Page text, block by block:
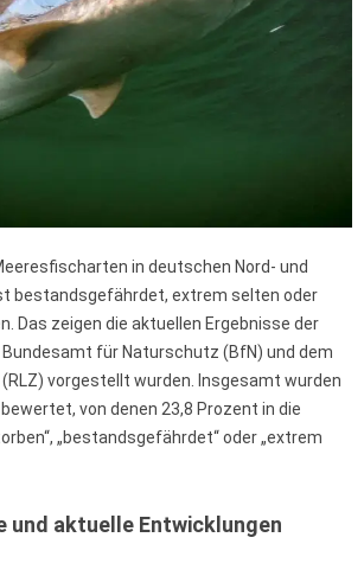
in deutschen Nord- und
bestandsgefährdet, extrem selten oder
Das zeigen die aktuellen Ergebnisse der
Bundesamt für Naturschutz (BfN) und dem
vorgestellt wurden. Insgesamt wurden
von denen 23,8 Prozent in die
„bestandsgefährdet“ oder „extrem
und aktuelle Entwicklungen